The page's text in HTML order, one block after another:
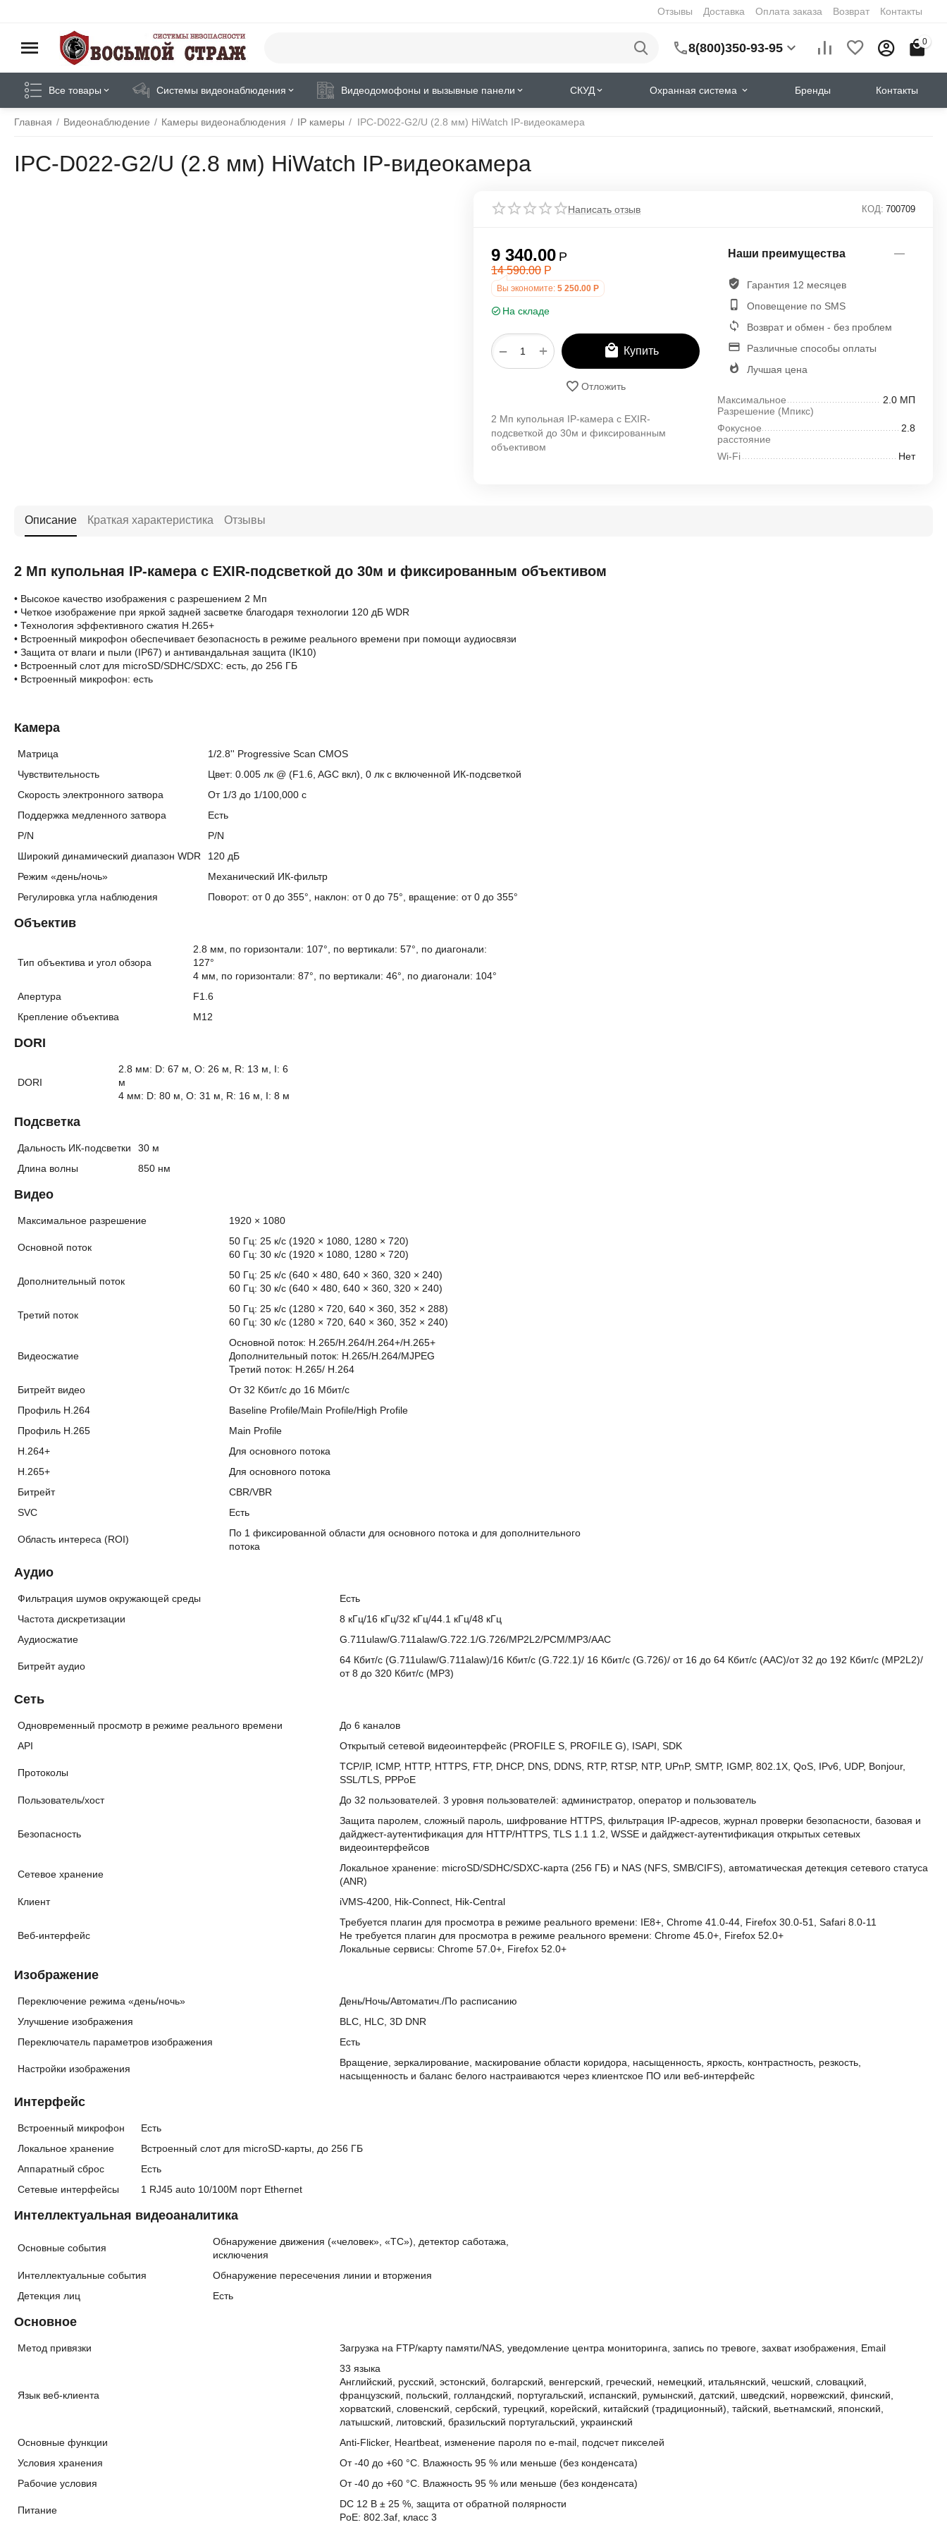
Отзывы Доставка Оплата заказа Возврат Контакты
8(800)350-93-95 0
Все товары Системы видеонаблюдения Видеодомофоны и вызывные панели СКУД Охранная система Бренды Контакты
Главная / Видеонаблюдение / Камеры видеонаблюдения / IP камеры / IPC-D022-G2/U (2.8 мм) HiWatch IP-видеокамера
IPC-D022-G2/U (2.8 мм) HiWatch IP-видеокамера
Написать отзыв КОД: 700709
9 340.00 Р
14 590.00 Р
Вы экономите: 5 250.00 Р
На складе
+
− Купить
Отложить
2 Мп купольная IP-камера с EXIR-
подсветкой до 30м и фиксированным
объективом
Наши преимущества
Гарантия 12 месяцев
Оповещение по SMS
Возврат и обмен - без проблем
Различные способы оплаты
Лучшая цена
Максимальное
Разрешение (Mпикс)
2.0 МП
Фокусное
расстояние
2.8
Wi-Fi Нет
Описание Краткая характеристика Отзывы
2 Мп купольная IP-камера с EXIR-подсветкой до 30м и фиксированным объективом
• Высокое качество изображения с разрешением 2 Мп
• Четкое изображение при яркой задней засветке благодаря технологии 120 дБ WDR
• Технология эффективного сжатия H.265+
• Встроенный микрофон обеспечивает безопасность в режиме реального времени при помощи аудиосвязи
• Защита от влаги и пыли (IP67) и антивандальная защита (IK10)
• Встроенный слот для microSD/SDHC/SDXC: есть, до 256 ГБ
• Встроенный микрофон: есть
Камера
Матрица
1/2.8'' Progressive Scan CMOS
Чувствительность
Цвет: 0.005 лк @ (F1.6, AGC вкл), 0 лк с включенной ИК-подсветкой
Скорость электронного затвора
От 1/3 до 1/100,000 с
Поддержка медленного затвора
Есть
P/N
P/N
Широкий динамический диапазон WDR
120 дБ
Режим «день/ночь»
Механический ИК-фильтр
Регулировка угла наблюдения
Поворот: от 0 до 355°, наклон: от 0 до 75°, вращение: от 0 до 355°
Объектив
Тип объектива и угол обзора
2.8 мм, по горизонтали: 107°, по вертикали: 57°, по диагонали:
127°
4 мм, по горизонтали: 87°, по вертикали: 46°, по диагонали: 104°
Апертура
F1.6
Крепление объектива
M12
DORI
DORI
2.8 мм: D: 67 м, O: 26 м, R: 13 м, I: 6
м
4 мм: D: 80 м, O: 31 м, R: 16 м, I: 8 м
Подсветка
Дальность ИК-подсветки
30 м
Длина волны
850 нм
Видео
Максимальное разрешение 1920 × 1080
Основной поток
50 Гц: 25 к/с (1920 × 1080, 1280 × 720)
60 Гц: 30 к/с (1920 × 1080, 1280 × 720)
Дополнительный поток
50 Гц: 25 к/с (640 × 480, 640 × 360, 320 × 240)
60 Гц: 30 к/с (640 × 480, 640 × 360, 320 × 240)
Третий поток
50 Гц: 25 к/с (1280 × 720, 640 × 360, 352 × 288)
60 Гц: 30 к/с (1280 × 720, 640 × 360, 352 × 240)
Видеосжатие
Основной поток: H.265/H.264/H.264+/H.265+
Дополнительный поток: H.265/H.264/MJPEG
Третий поток: H.265/ H.264
Битрейт видео
От 32 Кбит/с до 16 Мбит/с
Профиль H.264
Baseline Profile/Main Profile/High Profile
Профиль H.265
Main Profile
H.264+
Для основного потока
H.265+
Для основного потока
Битрейт
CBR/VBR
SVC
Есть
Область интереса (ROI)
По 1 фиксированной области для основного потока и для дополнительного
потока
Аудио
Фильтрация шумов окружающей среды
Есть
Частота дискретизации
8 кГц/16 кГц/32 кГц/44.1 кГц/48 кГц
Аудиосжатие
G.711ulaw/G.711alaw/G.722.1/G.726/MP2L2/PCM/MP3/AAC
Битрейт аудио
64 Кбит/с (G.711ulaw/G.711alaw)/16 Кбит/с (G.722.1)/ 16 Кбит/с (G.726)/ от 16 до 64 Кбит/с (AAC)/от 32 до 192 Кбит/с (MP2L2)/
от 8 до 320 Кбит/с (MP3)
Сеть
Одновременный просмотр в режиме реального времени
До 6 каналов
API
Открытый сетевой видеоинтерфейс (PROFILE S, PROFILE G), ISAPI, SDK
Протоколы
TCP/IP, ICMP, HTTP, HTTPS, FTP, DHCP, DNS, DDNS, RTP, RTSP, NTP, UPnP, SMTP, IGMP, 802.1X, QoS, IPv6, UDP, Bonjour,
SSL/TLS, PPPoE
Пользователь/хост
До 32 пользователей. 3 уровня пользователей: администратор, оператор и пользователь
Безопасность
Защита паролем, сложный пароль, шифрование HTTPS, фильтрация IP-адресов, журнал проверки безопасности, базовая и
дайджест-аутентификация для HTTP/HTTPS, TLS 1.1 1.2, WSSE и дайджест-аутентификация открытых сетевых
видеоинтерфейсов
Сетевое хранение
Локальное хранение: microSD/SDHC/SDXC-карта (256 ГБ) и NAS (NFS, SMB/CIFS), автоматическая детекция сетевого статуса
(ANR)
Клиент
iVMS-4200, Hik-Connect, Hik-Central
Веб-интерфейс
Требуется плагин для просмотра в режиме реального времени: IE8+, Chrome 41.0-44, Firefox 30.0-51, Safari 8.0-11
Не требуется плагин для просмотра в режиме реального времени: Chrome 45.0+, Firefox 52.0+
Локальные сервисы: Chrome 57.0+, Firefox 52.0+
Изображение
Переключение режима «день/ночь»
День/Ночь/Автоматич./По расписанию
Улучшение изображения
BLC, HLC, 3D DNR
Переключатель параметров изображения
Есть
Настройки изображения
Вращение, зеркалирование, маскирование области коридора, насыщенность, яркость, контрастность, резкость,
насыщенность и баланс белого настраиваются через клиентское ПО или веб-интерфейс
Интерфейс
Встроенный микрофон
Есть
Локальное хранение
Встроенный слот для microSD-карты, до 256 ГБ
Аппаратный сброс
Есть
Сетевые интерфейсы
1 RJ45 auto 10/100M порт Ethernet
Интеллектуальная видеоаналитика
Основные события
Обнаружение движения («человек», «ТС»), детектор саботажа,
исключения
Интеллектуальные события
Обнаружение пересечения линии и вторжения
Детекция лиц
Есть
Основное
Метод привязки Загрузка на FTP/карту памяти/NAS, уведомление центра мониторинга, запись по тревоге, захват изображения, Email
Язык веб-клиента
33 языка
Английский, русский, эстонский, болгарский, венгерский, греческий, немецкий, итальянский, чешский, словацкий,
французский, польский, голландский, португальский, испанский, румынский, датский, шведский, норвежский, финский,
хорватский, словенский, сербский, турецкий, корейский, китайский (традиционный), тайский, вьетнамский, японский,
латышский, литовский, бразильский португальский, украинский
Основные функции
Anti-Flicker, Heartbeat, изменение пароля по e-mail, подсчет пикселей
Условия хранения
От -40 до +60 °C. Влажность 95 % или меньше (без конденсата)
Рабочие условия
От -40 до +60 °C. Влажность 95 % или меньше (без конденсата)
Питание
DC 12 В ± 25 %, защита от обратной полярности
PoE: 802.3af, класс 3